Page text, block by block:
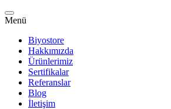
Menü
Biyostore
Hakkımızda
Ürünlerimiz
Sertifikalar
Referanslar
Blog
İletişim